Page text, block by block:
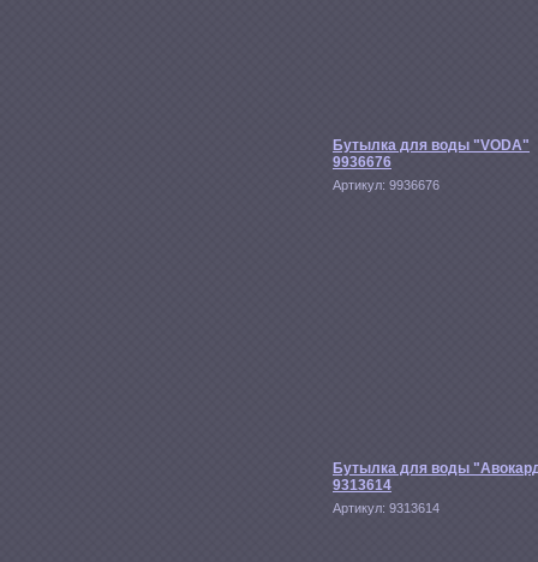
Бутылка для воды "VODA"
9936676
Артикул: 9936676
Бутылка для воды
9313614
Артикул: 9313614